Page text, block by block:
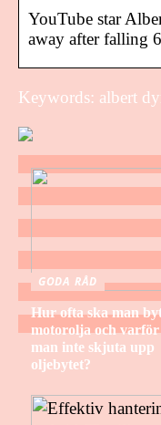
YouTube star
away after falling
Keywords: albert
GODA RÅD
Hur ofta ska man
motorolja och
man inte skjuta upp
oljebytet?